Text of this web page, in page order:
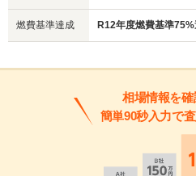
燃費基準達成 R12年度燃費基準
相場情報を確
簡単90秒入力で査